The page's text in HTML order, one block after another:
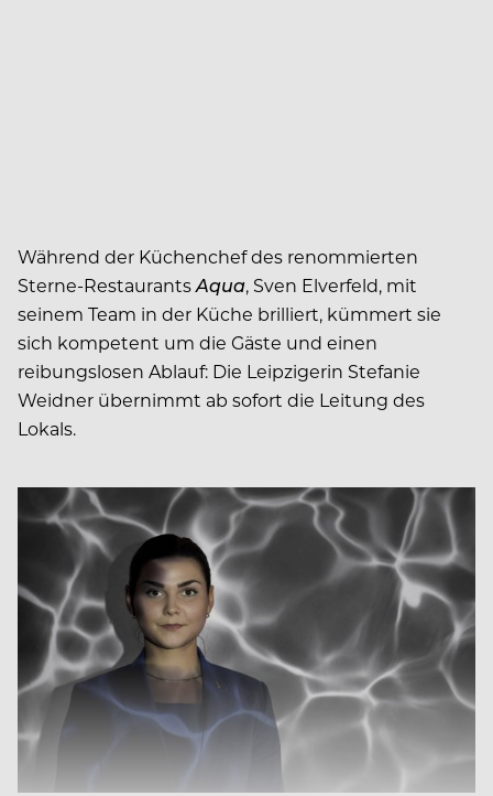
Während der Küchenchef des renommierten
Sterne-RestaurantsAqua, Sven Elverfeld, mit
seinem Team in der Küche brilliert, kümmert sie
sich kompetent um die Gäste und einen
reibungslosen Ablauf: Die Leipzigerin Stefanie
Weidner übernimmt ab sofort die Leitung des
Lokals.